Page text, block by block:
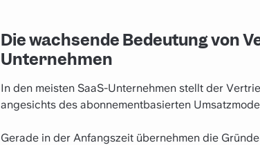
Die wachsende Bedeutung von
Unternehmen
In den meisten SaaS-Unternehmen stellt der
angesichts des abonnementbasierten
Gerade in der Anfangszeit übernehmen die